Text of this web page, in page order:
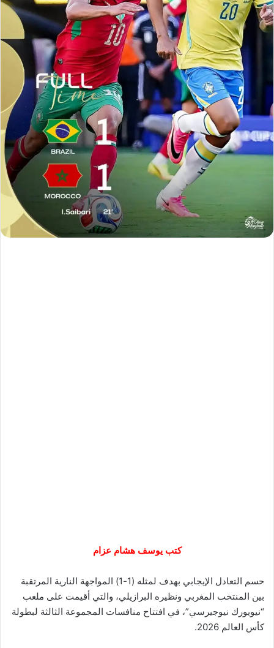
كتب يوسف هشام عزام
حسم التعادل الإيجابي بهدف لمثله (1-1) المواجهة النارية المرتقبة
بين المنتخب المغربي ونظيره البرازيلي، والتي أقيمت على ملعب
“نيويورك نيوجيرسي”، في افتتاح منافسات المجموعة الثالثة لبطولة
كأس العالم 2026.